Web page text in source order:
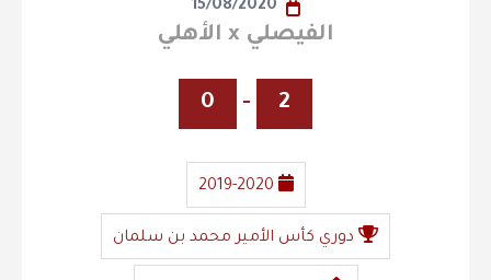
15/08/2020
الفيصلي x الأهلي
2
-
0
2019-2020
دوري كأس الأمير محمد بن سلمان